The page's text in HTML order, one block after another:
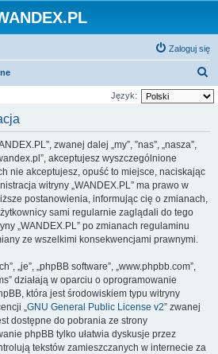
Zaloguj się
z
Język:
zwanej dalej „my”, ”nas”, „nasza”,
akceptujesz wyszczególnione
nie akceptujesz, opuść to miejsce, naciskając
witryny „WANDEX.PL” ma prawo w
postanowienia, informując cię o zmianach,
sami regularnie zaglądali do tego
„WANDEX.PL” po zmianach regulaminu
ze wszelkimi konsekwencjami prawnymi.
„je”, „phpBB software”, „www.phpbb.com”,
działają w oparciu o oprogramowanie
która jest środowiskiem typu witryny
„GNU General Public License v2” zwanej
dostępne do pobrania ze strony
phpBB tylko ułatwia dyskusje przez
tekstów zamieszczanych w internecie za